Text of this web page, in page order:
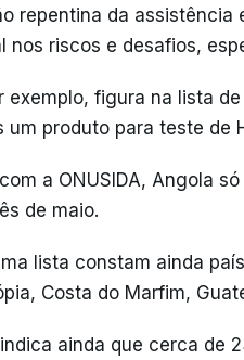
repentina da
nos riscos e desafios,
exemplo, figura na lista
um produto para teste de
a ONUSIDA, Angola
de maio.
lista constam ainda
Costa do Marfim,
ainda que cerca de